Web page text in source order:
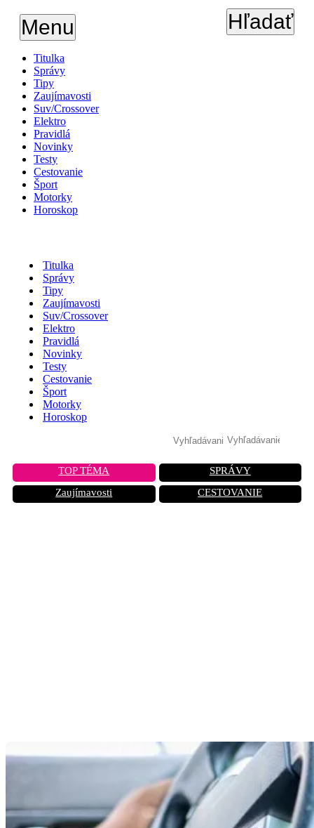
Menu Hľadať
Titulka
Správy
Tipy
Zaujímavosti
Suv/Crossover
Elektro
Pravidlá
Novinky
Testy
Cestovanie
Šport
Motorky
Horoskop
Titulka
Správy
Tipy
Zaujímavosti
Suv/Crossover
Elektro
Pravidlá
Novinky
Testy
Cestovanie
Šport
Motorky
Horoskop
TOP TÉMA
SPRÁVY
Zaujímavosti
CESTOVANIE